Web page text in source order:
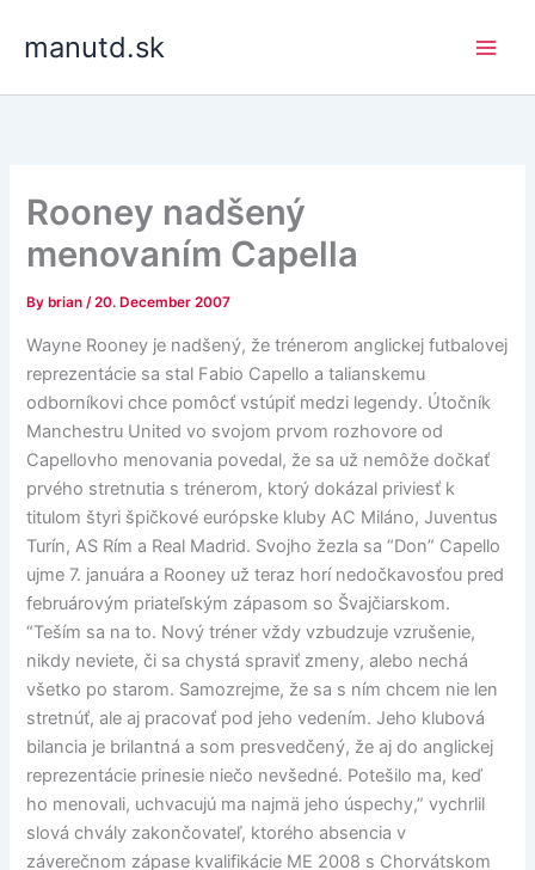
manutd.sk
Rooney nadšený
menovaním Capella
By brian/20. December 2007
Wayne Rooney je nadšený, že trénerom anglickej futbalovej
reprezentácie sa stal Fabio Capello a talianskemu
odborníkovi chce pomôcť vstúpiť medzi legendy. Útočník
Manchestru United vo svojom prvom rozhovore od
Capellovho menovania povedal, že sa už nemôže dočkať
prvého stretnutia s trénerom, ktorý dokázal priviesť k
titulom štyri špičkové európske kluby AC Miláno, Juventus
Turín, AS Rím a Real Madrid. Svojho žezla sa “Don” Capello
ujme 7. januára a Rooney už teraz horí nedočkavosťou pred
februárovým priateľským zápasom so Švajčiarskom.
“Teším sa na to. Nový tréner vždy vzbudzuje vzrušenie,
nikdy neviete, či sa chystá spraviť zmeny, alebo nechá
všetko po starom. Samozrejme, že sa s ním chcem nie len
stretnúť, ale aj pracovať pod jeho vedením. Jeho klubová
bilancia je brilantná a som presvedčený, že aj do anglickej
reprezentácie prinesie niečo nevšedné. Potešilo ma, keď
ho menovali, uchvacujú ma najmä jeho úspechy,” vychrlil
slová chvály zakončovateľ, ktorého absencia v
záverečnom zápase kvalifikácie ME 2008 s Chorvátskom